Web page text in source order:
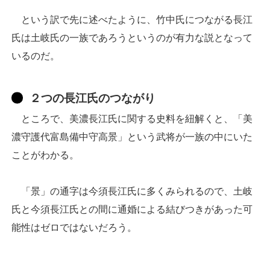
という訳で先に述べたように、竹中氏につながる長江
氏は土岐氏の一族であろうというのが有力な説となって
いるのだ。
２つの長江氏のつながり
ところで、美濃長江氏に関する史料を紐解くと、「美
濃守護代富島備中守高景」という武将が一族の中にいた
ことがわかる。
「景」の通字は今須長江氏に多くみられるので、土岐
氏と今須長江氏との間に通婚による結びつきがあった可
能性はゼロではないだろう。